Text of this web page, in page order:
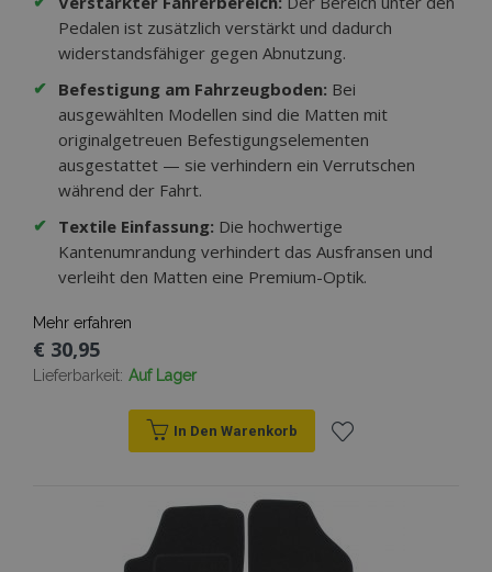
Pedalen ist zusätzlich verstärkt und dadurch
widerstandsfähiger gegen Abnutzung.
✔ Befestigung am Fahrzeugboden: Bei
ausgewählten Modellen sind die Matten mit
originalgetreuen Befestigungselementen
ausgestattet — sie verhindern ein Verrutschen
während der Fahrt.
✔ Textile Einfassung: Die hochwertige
Kantenumrandung verhindert das Ausfransen und
verleiht den Matten eine Premium-Optik.
Mehr erfahren
€ 30,95
Lieferbarkeit: Auf Lager
In Den Warenkorb
hinzufügen